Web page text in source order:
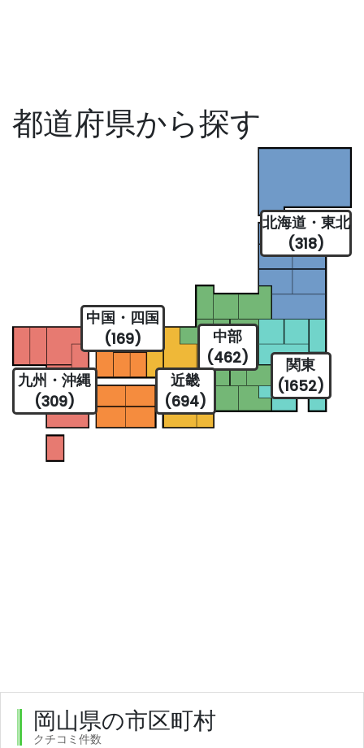
都道府県から探す
北海道・東北
(318)
関東
(1652)
中部
(462)
近畿
(694)
中国・四国
(169)
九州・沖縄
(309)
岡山県の市区町村
クチコミ件数